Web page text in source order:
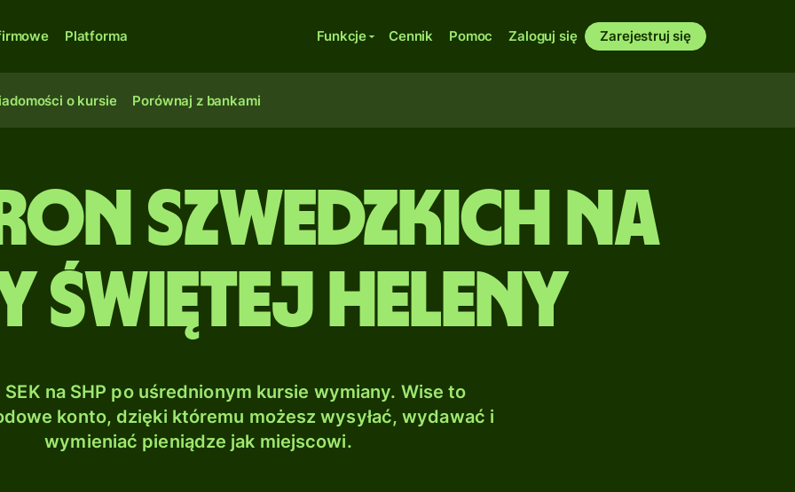
Platforma Funkcje Cennik Pomoc Zaloguj się Zarejestruj się
o kursie Porównaj z bankami
szwedzkich na
Świętej Heleny
na SHP po uśrednionym kursie wymiany. Wise to
konto, dzięki któremu możesz wysyłać, wydawać i
wymieniać pieniądze jak miejscowi.